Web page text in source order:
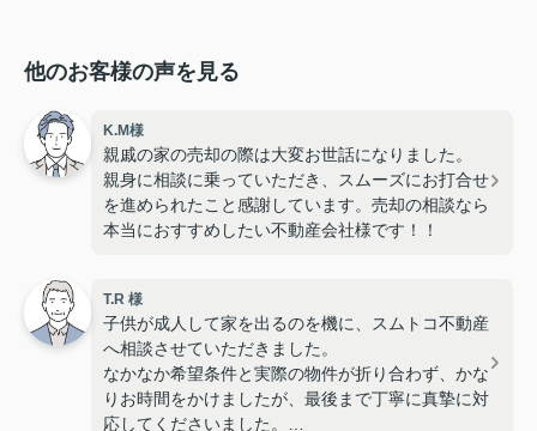
他のお客様の声を見る
K.M様
親戚の家の売却の際は大変お世話になりました。
親身に相談に乗っていただき、スムーズにお打合せ
を進められたこと感謝しています。売却の相談なら
本当におすすめしたい不動産会社様です！！
T.R 様
子供が成人して家を出るのを機に、スムトコ不動産
へ相談させていただきました。
なかなか希望条件と実際の物件が折り合わず、かな
りお時間をかけましたが、最後まで丁寧に真摯に対
応してくださいました。